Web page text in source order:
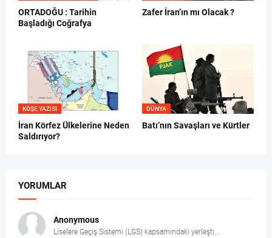
ORTADOĞU : Tarihin
Başladığı Coğrafya
Zafer İran’ın mı Olacak ?
KÖŞE YAZISI
İran Körfez Ülkelerine Neden
Saldırıyor?
DÜNYA
Batı’nın Savaşları ve Kürtler
YORUMLAR
Anonymous
Liselere Geçiş Sistemi (LGS) kapsamındaki yerleşti...